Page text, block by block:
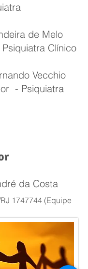
de Melo
Clínico
Vecchio
- Psiquiatra
da Costa
1747744 (Equipe